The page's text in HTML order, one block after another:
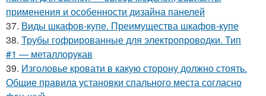
применения и особенности дизайна панелей
37. Виды шкафов-купе. Преимущества шкафов-купе
38. Трубы гофрированные для электропроводки. Тип
#1 — металлорукав
39. Изголовье кровати в какую сторону должно стоять.
Общие правила установки спального места согласно